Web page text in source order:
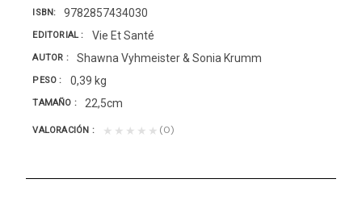
ISBN 9782857434030
EDITORIAL Vie Et Santé
AUTOR Shawna Vyhmeister & Sonia Krumm
PESO 0,39 kg
TAMAÑO 22,5cm
VALORACIÓN ★★★★★ (0)